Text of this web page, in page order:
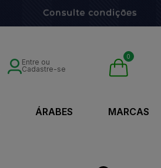
Entre ou
Cadastre-se
0
ÁRABES MARCAS